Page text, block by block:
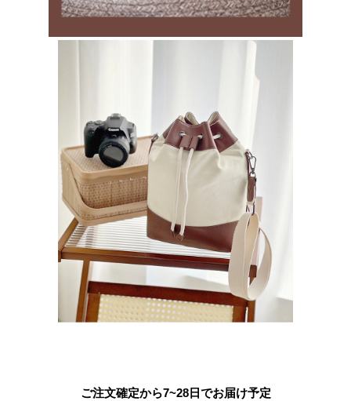
ご注文確定から7~28日でお届け予定